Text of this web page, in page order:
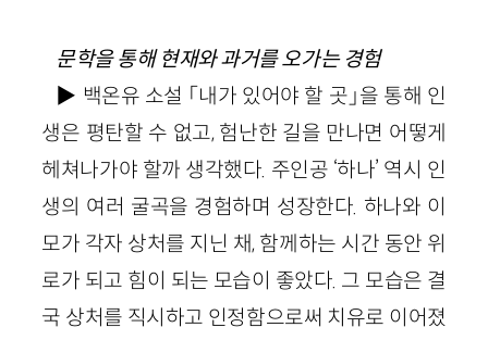
문학을 통해 현재와 과거를 오가는 경험
▶ 백온유 소설 「내가 있어야 할 곳」을 통해 인
생은 평탄할 수 없고, 험난한 길을 만나면 어떻게
헤쳐나가야 할까 생각했다. 주인공 ‘하나’ 역시 인
생의 여러 굴곡을 경험하며 성장한다. 하나와 이
모가 각자 상처를 지닌 채, 함께하는 시간 동안 위
로가 되고 힘이 되는 모습이 좋았다. 그 모습은 결
국 상처를 직시하고 인정함으로써 치유로 이어졌